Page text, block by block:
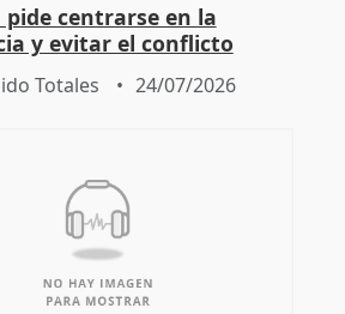
centrarse en la
y evitar el conflicto
Totales 24/07/2026